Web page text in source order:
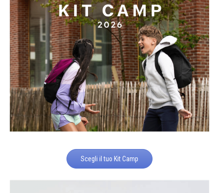
Scegli il tuo Kit Camp